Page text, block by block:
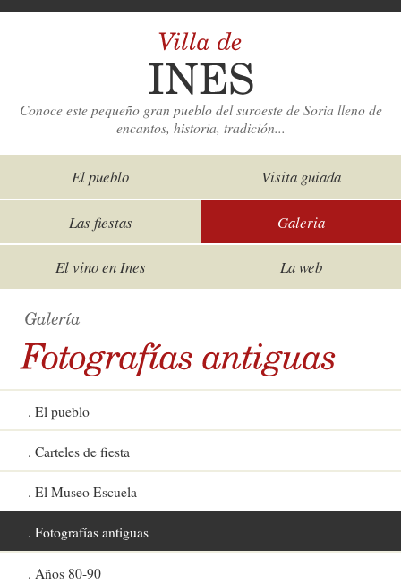
Conoce este pequeño gran pueblo del suroeste de Soria lleno de
encantos, historia, tradición...
El pueblo Visita guiada
Las fiestas Galeria
El vino en Ines La web
El pueblo
Carteles de fiesta
El Museo Escuela
Fotografías antiguas
Años 80-90